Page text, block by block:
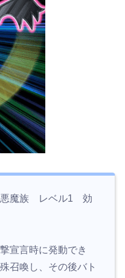
魔族 レベル1 効
宣言時に発動でき
召喚し、その後バト